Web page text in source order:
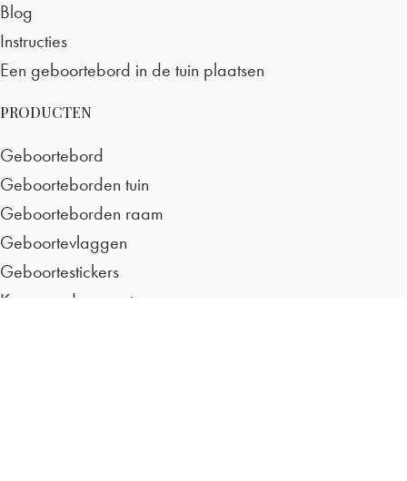
Blog
Instructies
Een geboortebord in de tuin plaatsen
PRODUCTEN
Geboortebord
Geboorteborden tuin
Geboorteborden raam
Geboortevlaggen
Geboortestickers
Kraamcadeau met naam